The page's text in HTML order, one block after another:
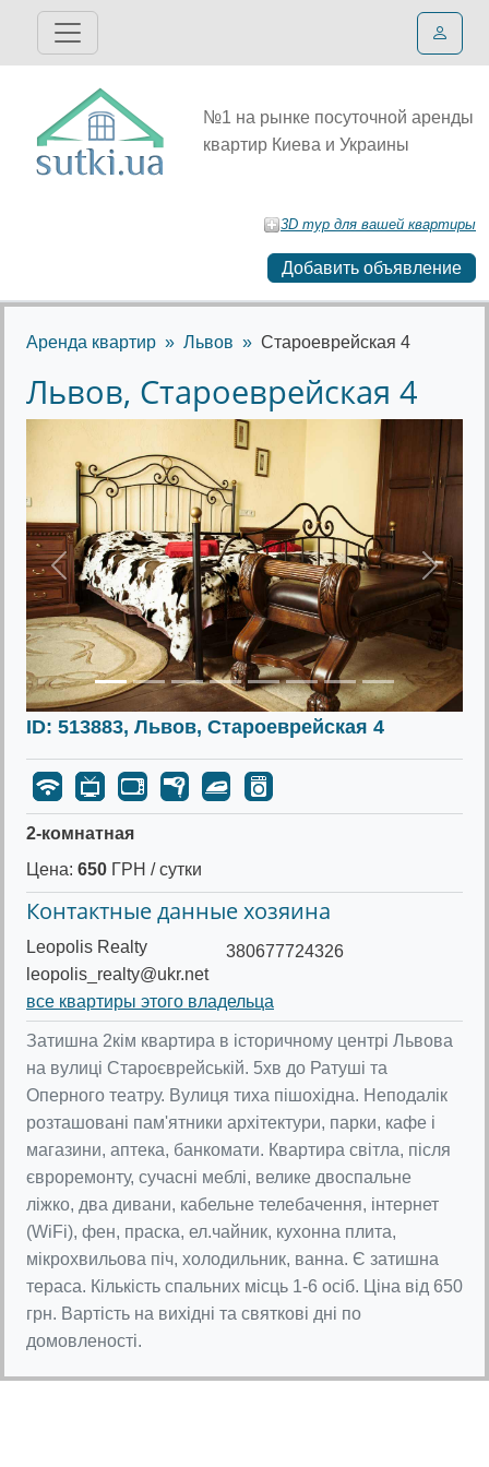
№1 на рынке посуточной аренды
квартир Киева и Украины
3D тур для вашей квартиры
Добавить объявление
Аренда квартир Львов Староеврейская 4
Львов, Староеврейская 4
Предыдущее
ID: 513883, Львов, Староеврейская 4
2-комнатная
Цена: 650 ГРН / сутки
Контактные данные хозяина
Leopolis Realty
leopolis_realty@ukr.net
380677724326
все квартиры этого владельца
Затишна 2кім квартира в історичному центрі Львова
на вулиці Староєврейській. 5хв до Ратуші та
Оперного театру. Вулиця тиха пішохідна. Неподалік
розташовані пам'ятники архітектури, парки, кафе і
магазини, аптека, банкомати. Квартира світла, після
євроремонту, сучасні меблі, велике двоспальне
ліжко, два дивани, кабельне телебачення, інтернет
(WiFi), фен, праска, ел.чайник, кухонна плита,
мікрохвильова піч, холодильник, ванна. Є затишна
тераса. Кількість спальних місць 1-6 осіб. Ціна від 650
грн. Вартість на вихідні та святкові дні по
домовленості.